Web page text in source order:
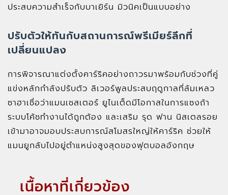
ประสบความสำเร็จกับบาเยิร์น มิวนิคเป็นแบบอย่าง
ปรับตัวให้ทันกับสถานการณ์พรีเมียร์ลีกที่
เปลี่ยนแปลง
การพิจารณาแต่งตั้งคาร์ริคอย่างถาวรมาพร้อมกับช่วงที่คู่
แข่งหลักกำลังปรับตัว ลิเวอร์พูลประสบฤดูกาลที่ล้มเหลว
ซาฮาเชื่อว่าแมนเชสเตอร์ ยูไนเต็ดมีโอกาสในการแซงถ้า
ระบบโค้ชทำงานได้ถูกต้อง และเสริม รุด ฟาน นิสเตลรอย
เข้ามาอาจมอบประสบการณ์สโมสรใหญ่ให้คาร์ริค ช่วยให้
แมนยูกลับไปอยู่ตำแหน่งสูงสุดของฟุตบอลอังกฤษ
เนื้อหาที่เกี่ยวข้อง